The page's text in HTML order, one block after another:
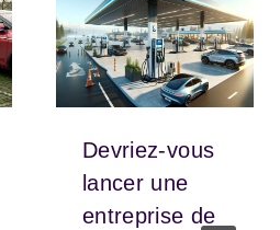
Devriez-vous
lancer une
entreprise de